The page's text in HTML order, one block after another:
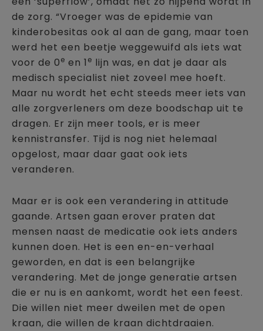
de zorg. “Vroeger was de epidemie van
kinderobesitas ook al aan de gang, maar toen
werd het een beetje weggewuifd als iets wat
voor de 0e en 1 e lijn was, en dat je daar als
medisch specialist niet zoveel mee hoeft.
Maar nu wordt het echt steeds meer iets van
alle zorgverleners om deze boodschap uit te
dragen. Er zijn meer tools, er is meer
kennistransfer. Tijd is nog niet helemaal
opgelost, maar daar gaat ook iets
veranderen.
Maar er is ook een verandering in attitude
gaande. Artsen gaan erover praten dat
mensen naast de medicatie ook iets anders
kunnen doen. Het is een en-en-verhaal
geworden, en dat is een belangrijke
verandering. Met de jonge generatie artsen
die er nu is en aankomt, wordt het een feest.
Die willen niet meer dweilen met de open
kraan, die willen de kraan dichtdraaien.